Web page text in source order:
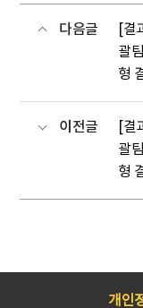
다음글
[결
괄
형
이전글
[결
괄
형
개인